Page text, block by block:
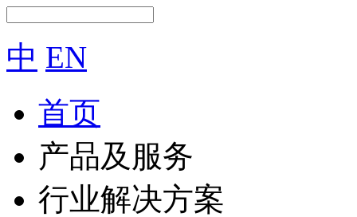
中 EN
首页
产品及服务
行业解决方案